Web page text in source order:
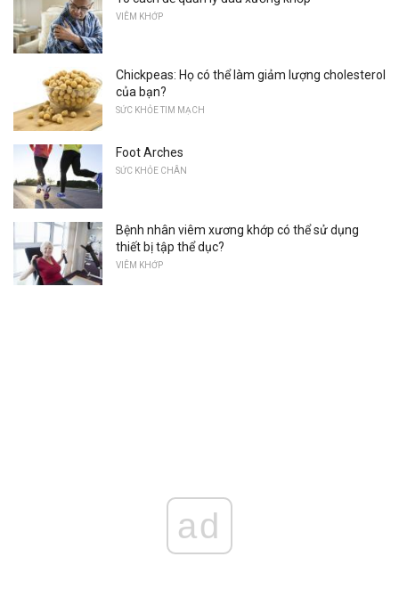
VIÊM KHỚP
Chickpeas: Họ có thể làm giảm lượng cholesterol
của bạn?
SỨC KHỎE TIM MẠCH
Foot Arches
SỨC KHỎE CHÂN
Bệnh nhân viêm xương khớp có thể sử dụng
thiết bị tập thể dục?
VIÊM KHỚP
ad